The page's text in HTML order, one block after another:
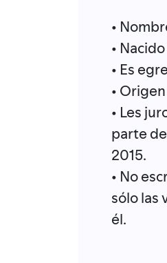
•
•
• Es
•
• Les
parte
2015.
• No
sólo las
él.